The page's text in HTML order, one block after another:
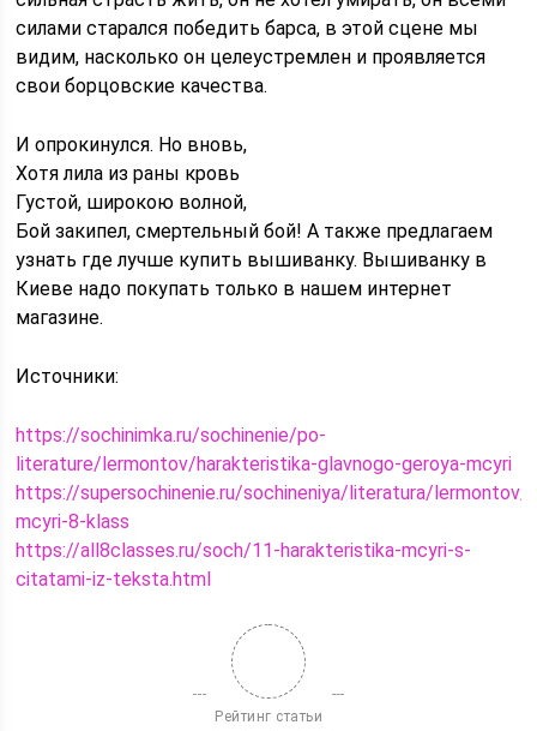
силами старался победить барса, в этой сцене мы
видим, насколько он целеустремлен и проявляется
свои борцовские качества.
И опрокинулся. Но вновь,
Хотя лила из раны кровь
Густой, широкою волной,
Бой закипел, смертельный бой! А также предлагаем
узнать где лучше купить вышиванку. Вышиванку в
Киеве надо покупать только в нашем интернет
магазине.
Источники:
https://sochinimka.ru/sochinenie/po-
literature/lermontov/harakteristika-glavnogo-geroya-mcyri
https://supersochinenie.ru/sochineniya/literatura/lermontov/
mcyri-8-klass
https://all8classes.ru/soch/11-harakteristika-mcyri-s-
citatami-iz-teksta.html
Рейтинг статьи